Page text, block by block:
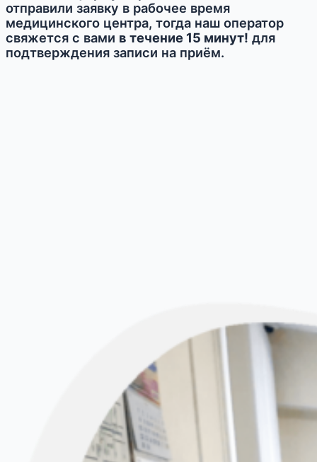
отправили заявку в рабочее время
медицинского центра, тогда наш оператор
свяжется с вами в течение 15 минут! для
подтверждения записи на приём.